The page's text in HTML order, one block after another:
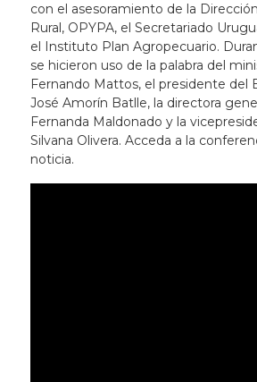
con el asesoramiento de la
Rural, OPYPA, el Secretariado
el Instituto Plan Agropecuario.
se hicieron uso de la palabra del
Fernando Mattos, el presidente del
José Amorín Batlle, la directora
Fernanda Maldonado y la
Silvana Olivera. Acceda a la
noticia.